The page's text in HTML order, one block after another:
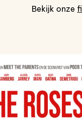
Bekijk onze